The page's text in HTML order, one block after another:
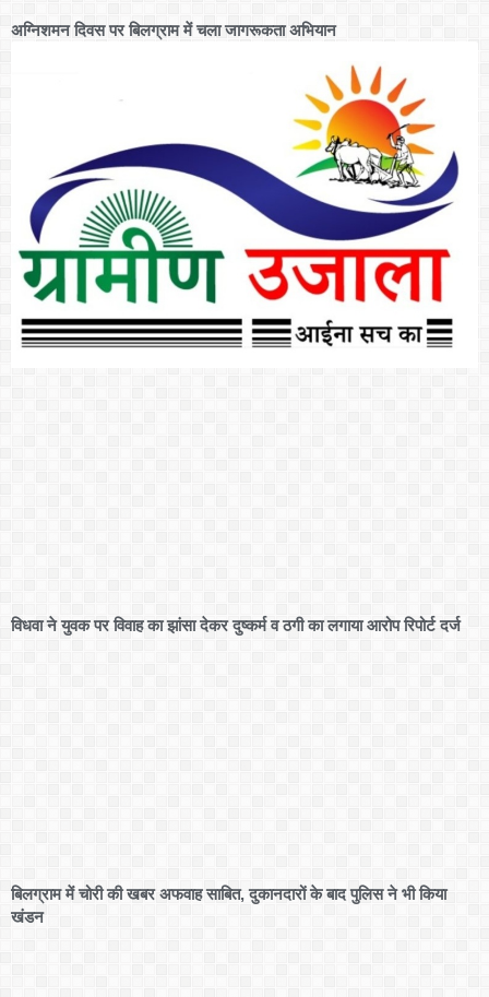
अग्निशमन दिवस पर बिलग्राम में चला जागरूकता अभियान
विधवा ने युवक पर विवाह का झांसा देकर दुष्कर्म व ठगी का लगाया आरोप रिपोर्ट दर्ज
बिलग्राम में चोरी की खबर अफवाह साबित, दुकानदारों के बाद पुलिस ने भी किया
खंडन